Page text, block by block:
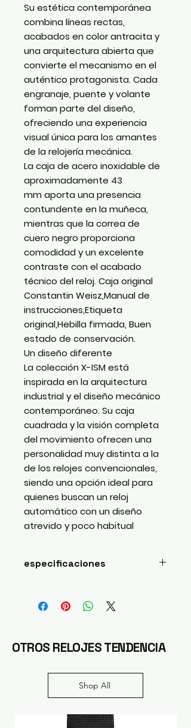
Su estética contemporánea
combina líneas rectas,
acabados en color antracita y
una arquitectura abierta que
convierte el mecanismo en el
auténtico protagonista. Cada
engranaje, puente y volante
forman parte del diseño,
ofreciendo una experiencia
visual única para los amantes
de la relojería mecánica.
La caja de acero inoxidable de
aproximadamente 43
mmaporta una presencia
contundente en la muñeca,
mientras que la correa de
cuero negro proporciona
comodidad y un excelente
contraste con el acabado
técnico del reloj. Caja original
Constantin Weisz,Manual de
instrucciones,Etiqueta
original,Hebilla firmada, Buen
estado de conservación.
Un diseño diferente
La colecciónX-ISMestá
inspirada en la arquitectura
industrial y el diseño mecánico
contemporáneo. Su caja
cuadrada y la visión completa
del movimiento ofrecen una
personalidad muy distinta a la
de los relojes convencionales,
siendo una opción ideal para
quienes buscan un reloj
automático con un diseño
atrevido y poco habitual
especificaciones
Modelo: X-ISM Skeleton
Referencia: 24A1003CW
Esfera: Skeleton
Caja: Acero inoxidable
Color: Gris antracita
Cristal: Mineral endurecido
Correa: Cuero negro
Hebilla firmada
OTROS RELOJES TENDENCIA
Shop All